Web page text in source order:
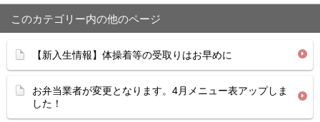
このカテゴリー内の他のページ
【新入生情報】体操着等の受取りはお早めに
お弁当業者が変更となります。4月メニュー表アップしま
した！